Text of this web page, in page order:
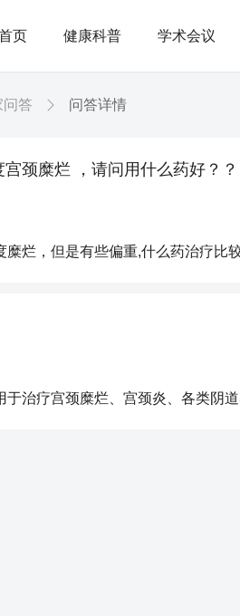
页 健康科普 学术会议
问答 问答详情
颈糜烂 ，请问用什么药好？？
烂，但是有些偏重,什么药治疗比
治疗宫颈糜烂、宫颈炎、各类阴